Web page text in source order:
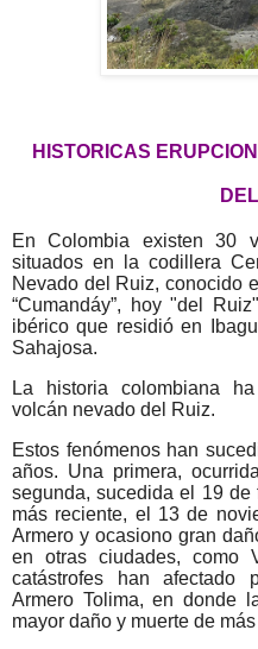
HISTORICAS
En Colombia existen 30
situados en la codillera
Nevado del Ruiz, conocido
“Cumandáy”, hoy "del
ibérico que residió en
Sahajosa.
La historia colombiana
volcán nevado del Ruiz.
Estos fenómenos han
años. Una primera,
segunda, sucedida el 19
más reciente, el 13 de
Armero y ocasiono gran
en otras ciudades, como
catástrofes han afectado
Armero Tolima, en donde
mayor daño y muerte de